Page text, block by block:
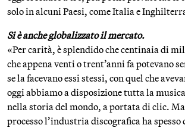
solo in alcuni Paesi, come Italia e
Si è anche globalizzato il mercato.
«Per carità, è splendido che centinaia di
che appena venti o trent’anni fa potevano
se la facevano essi stessi, con quel che
oggi abbiamo a disposizione tutta la
nella storia del mondo, a portata di clic.
processo l’industria discografica ha